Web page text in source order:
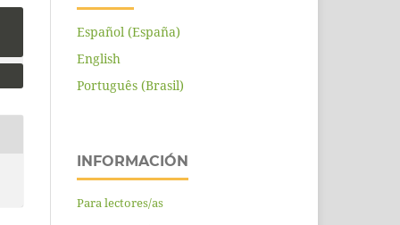
Español (España)
English
Português (Brasil)
INFORMACIÓN
Para lectores/as